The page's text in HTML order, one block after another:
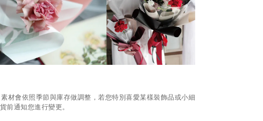
材會依照季節與庫存做調整，若您特別喜愛某樣裝飾品或小細
前通知您進行變更。